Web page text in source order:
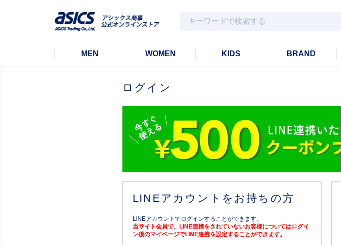
MEN WOMEN KIDS BRAND
ログイン
LINEアカウントをお持ちの方
LINEアカウントでログインすることができます。
当サイト会員で、LINE連携をされていないお客様についてはログイ
ン後のマイページでLINE連携を設定することができます。